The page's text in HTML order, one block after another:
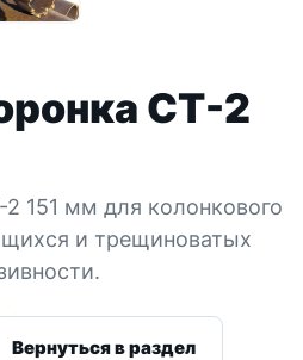
СТ-2
151 мм для колонкового
и трещиноватых
Вернуться в раздел